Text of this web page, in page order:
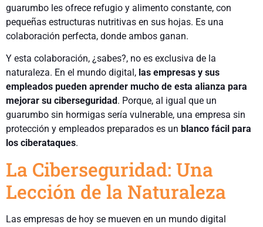
guarumbo les ofrece refugio y alimento constante, con
pequeñas estructuras nutritivas en sus hojas. Es una
colaboración perfecta, donde ambos ganan.
Y esta colaboración, ¿sabes?, no es exclusiva de la
naturaleza. En el mundo digital, las empresas y sus
empleados pueden aprender mucho de esta alianza para
mejorar su ciberseguridad. Porque, al igual que un
guarumbo sin hormigas sería vulnerable, una empresa sin
protección y empleados preparados es un blanco fácil para
los ciberataques.
La Ciberseguridad: Una
Lección de la Naturaleza
Las empresas de hoy se mueven en un mundo digital